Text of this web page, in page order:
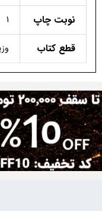
نوبت چاپ 1
قطع کتاب